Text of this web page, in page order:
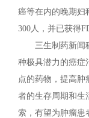
癌等在内的晚期妇
300人，并已获得
三生制药新闻
种极具潜力的癌症
点的药物，提高肿
者的生存周期和生
索，有望为肿瘤患